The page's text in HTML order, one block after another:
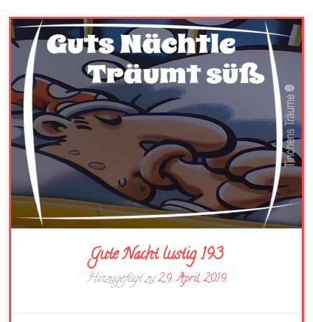
Gute Nacht lustig 193
Hinzugefügt zu29. April 2019